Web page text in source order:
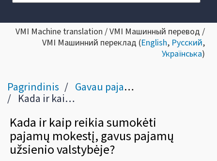
VMI Machine translation / VMI Машинный перевод /
VMI Машинний переклад (English, Русский,
Українська)
Pagrindinis Gavau pajamų užsienyje
Kada ir kaip reikia sumokėti pajamų mokestį, gavus pajamų užsienio valstybėje?
Kada ir kaip reikia sumokėti
pajamų mokestį, gavus pajamų
užsienio valstybėje?